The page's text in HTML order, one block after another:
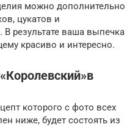
можно дополнительно
цукатов и
результате ваша выпечка
красиво и интересно.
которого с фото всех
ниже, будет состоять из